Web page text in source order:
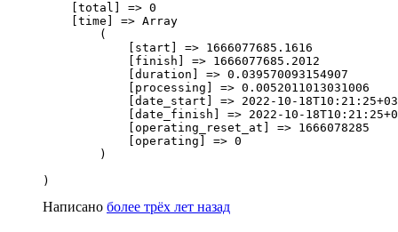
    [total] => 0
    [time] => Array
        (
            [start] => 1666077685.1616
            [finish] => 1666077685.2012
            [duration] => 0.039570093154907
            [processing] => 0.0052011013031006
[date_start] => 2022-10-
[date_finish] => 2022-10-
            [operating_reset_at] => 1666078285
            [operating] => 0
        )
)
Написано более трёх лет назад